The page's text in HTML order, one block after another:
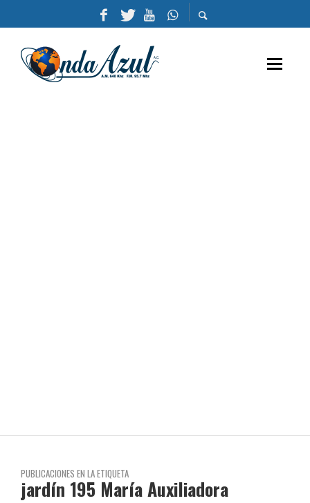
PUBLICACIONES EN LA ETIQUETA
jardín 195 María Auxiliadora